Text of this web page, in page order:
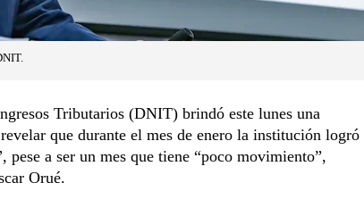
Tributarios (DNIT) brindó este lunes una
que durante el mes de enero la institución logró
pese a ser un mes que tiene “poco movimiento”,
Orué.